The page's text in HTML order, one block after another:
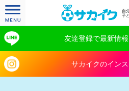
自
子
友達登録で最新情報
サカイクのイン